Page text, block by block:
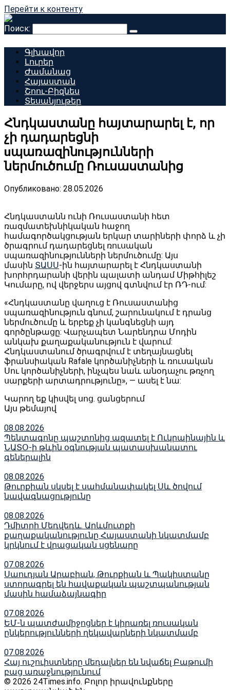
Перейти к контенту
Поиск:
Գլխավոր
Լուրեր
Ժամանաց
Հայաստան
Շոու-Բիզնես
Տեսանյութեր
Հնդկաստանը հայտարարել է, որ
չի դադարեցնի
uպառազինnւթյունների
ներմուծումը Ռուսաստանից
Опубликовано: 28.05.2026
Հնդկաստանն ունի Ռուսաստանի հետ
ռազմատեխնիկական հաջող
համագործակցության երկար տարիների փորձ և չի
ծրագրում դադարեցնել ռուսական
սպառազինությունների ներմուծումը: Այս
մասին ՏԱՍՍ-ին հայտարարել է Հնդկաստանի
խորհրդարանի վերին պալատի անդամ Միթհիլեշ
Կումարը, ով վերջերս այցով գտնվում էր ՌԴ-ում:
«Հնդկաստանը վաղուց է Ռուսաստանից
սպառազինություն գնում, շարունակում է դրանց
ներմուծումը և երբեք չի կանգնեցնի այդ
գործընթացը: Վարչապետ Նարենդրա Մոդին
անկախ քաղաքականություն է վարում:
Հնդկաստանում ծրագրվում է տեղայնացնել
ֆրանսիական Rafale կործանիչների և ռուսական
Սու կործանիչների, ինչպես նաև անօդաչու թռչող
սարքերի արտադրությունը», — ասել է նա:
Կարող եք կիսվել սոց․ ցանցերում
Այս թեմայով
08.08.2026
Պենտագոնը պաշտոնից ազատել է Ուկրաինային և
ՆԱՏՕ-ի թևին օգնության պատասխանատու
գեներալին
08.08.2026
Թուրքիան սկսել է սահմանափակել Սև ծովում
նավագնացությունը
08.08.2026
Դմիտրի Մեդվեդև. Արևմուտքի
քաղաքականությունը Հայաստանի նկատմամբ
կրկնում է վրացական սցենարը
07.08.2026
Սաուդյան Արաբիան, Թուրքիան և Պակիստանը
ստորագրել են հավաքական պաշտպանության
մասին համաձայնագիր
07.08.2026
ԵՄ-ն պատժամիջոցներ է կիրառել ռուսական
ընկերությունների ղեկավարների նկատմամբ
07.08.2026
Հայ ուշուիստները մեդալներ են նվաճել Բաթումի
բաց առաջնությունում
© 2026 24Times.info․ Բոլոր իրավունքները